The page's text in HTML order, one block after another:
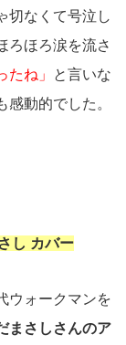
切なくて号泣し
ろほろ涙を流さ
たね」
と言いな
動的でした。
し カバー
ウォークマンを
まさしさんのア